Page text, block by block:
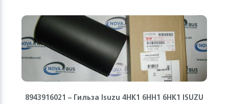
8943916021 – Гильза Isuzu 4HK1 6HH1 6HK1 ISUZU